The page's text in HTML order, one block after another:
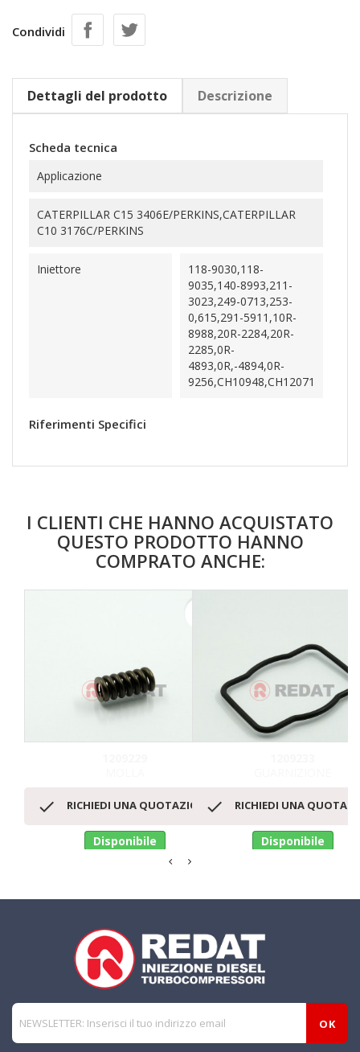
Condividi
Dettagli del prodotto Descrizione
Scheda tecnica
Applicazione
CATERPILLAR C15 3406E/PERKINS,CATERPILLAR
C10 3176C/PERKINS
Iniettore
118-9030,118-
9035,140-8993,211-
3023,249-0713,253-
0,615,291-5911,10R-
8988,20R-2284,20R-
2285,0R-
4893,0R,-4894,0R-
9256,CH10948,CH12071
Riferimenti Specifici
I CLIENTI CHE HANNO ACQUISTATO
QUESTO PRODOTTO HANNO
COMPRATO ANCHE:
 RICHIEDI UNA QUOTAZIONE
Disponibile
 RICHIEDI UNA
Disponibile